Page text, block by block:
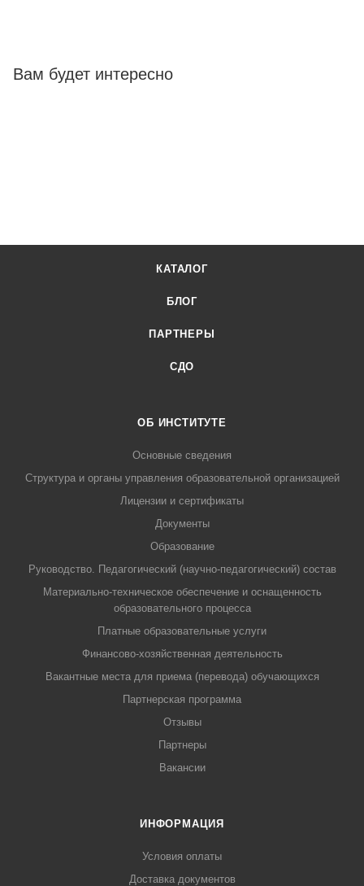
Вам будет интересно
КАТАЛОГ
БЛОГ
ПАРТНЕРЫ
СДО
ОБ ИНСТИТУТЕ
Основные сведения
Структура и органы управления образовательной организацией
Лицензии и сертификаты
Документы
Образование
Руководство. Педагогический (научно-педагогический) состав
Материально-техническое обеспечение и оснащенность
образовательного процесса
Платные образовательные услуги
Финансово-хозяйственная деятельность
Вакантные места для приема (перевода) обучающихся
Партнерская программа
Отзывы
Партнеры
Вакансии
ИНФОРМАЦИЯ
Условия оплаты
Доставка документов